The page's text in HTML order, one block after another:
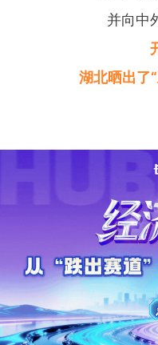
并向中
湖北晒出了